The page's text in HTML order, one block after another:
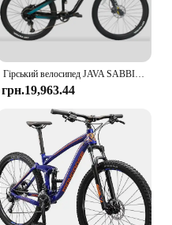
Гірський велосипед JAVA SABBIA MTB 12-швидкісний гідравлічний дисковий гальмівний алюмінієвий сплав Trail Bike Soft Tail Racing Bike M6100 Alloy 29 inch
грн.19,963.44